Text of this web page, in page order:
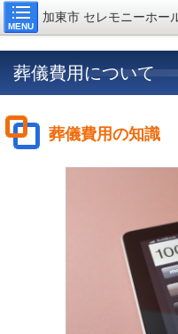
MENU
加東市 セレモニーホー
葬儀費用について
葬儀費用の知識